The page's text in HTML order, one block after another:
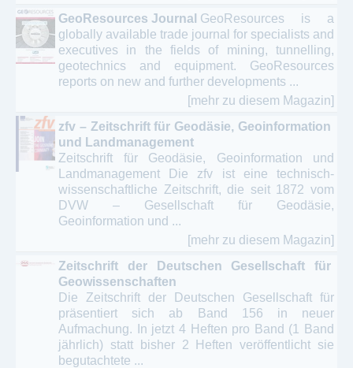
GeoResources Journal GeoResources is a
globally available trade journal for specialists and
executives in the fields of mining, tunnelling,
geotechnics and equipment. GeoResources
reports on new and further developments ...
[mehr zu diesem Magazin]
zfv – Zeitschrift für Geodäsie, Geoinformation
und Landmanagement
Zeitschrift für Geodäsie, Geoinformation und
Landmanagement Die zfv ist eine technisch-
wissenschaftliche Zeitschrift, die seit 1872 vom
DVW – Gesellschaft für Geodäsie,
Geoinformation und ...
[mehr zu diesem Magazin]
Zeitschrift der Deutschen Gesellschaft für
Geowissenschaften
Die Zeitschrift der Deutschen Gesellschaft für
präsentiert sich ab Band 156 in neuer
Aufmachung. In jetzt 4 Heften pro Band (1 Band
jährlich) statt bisher 2 Heften veröffentlicht sie
begutachtete ...